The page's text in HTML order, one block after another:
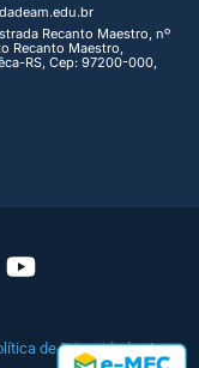
Recanto Maestro, nº
Recanto Maestro,
RS, Cep: 97200-000,
de Privacidade|